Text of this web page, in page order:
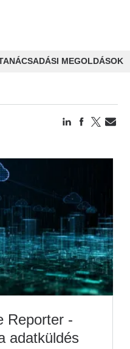
MEGOLDÁSOK
Reporter -
adatküldés